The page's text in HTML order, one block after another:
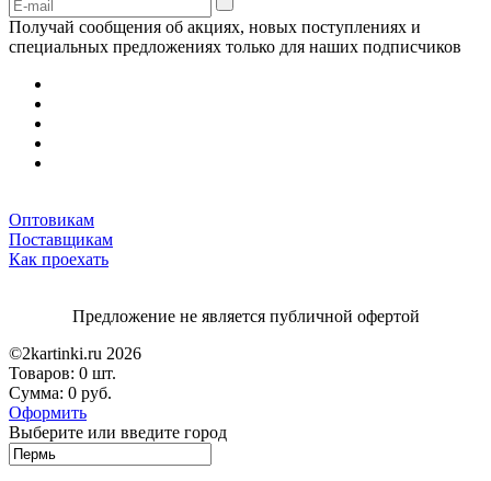
Получай сообщения об акциях, новых поступлениях и
специальных предложениях только для наших подписчиков
Оптовикам
Поставщикам
Как проехать
Предложение не является публичной офертой
©2kartinki.ru 2026
Товаров: 0 шт.
Сумма: 0 руб.
Оформить
Выберите или введите город